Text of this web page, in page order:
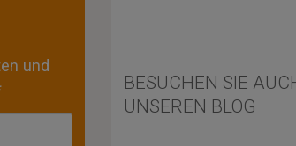
und
BESUCHEN SIE
UNSEREN BLOG